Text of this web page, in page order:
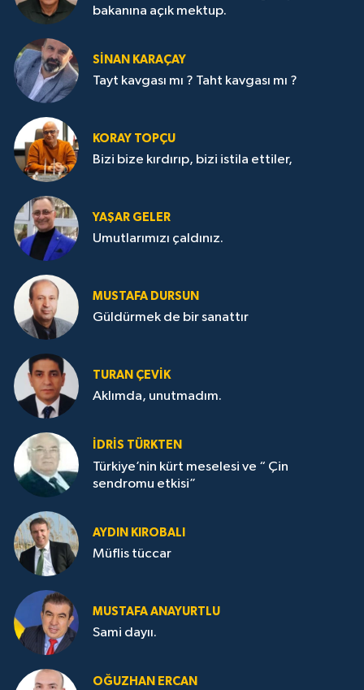
bakanına açık mektup.
SİNAN KARAÇAY
Tayt kavgası mı ? Taht kavgası mı ?
KORAY TOPÇU
Bizi bize kırdırıp, bizi istila ettiler,
YAŞAR GELER
Umutlarımızı çaldınız.
MUSTAFA DURSUN
Güldürmek de bir sanattır
TURAN ÇEVİK
Aklımda, unutmadım.
İDRİS TÜRKTEN
Türkiye’nin kürt meselesi ve “ Çin
sendromu etkisi”
AYDIN KIROBALI
Müflis tüccar
MUSTAFA ANAYURTLU
Sami dayıı.
OĞUZHAN ERCAN